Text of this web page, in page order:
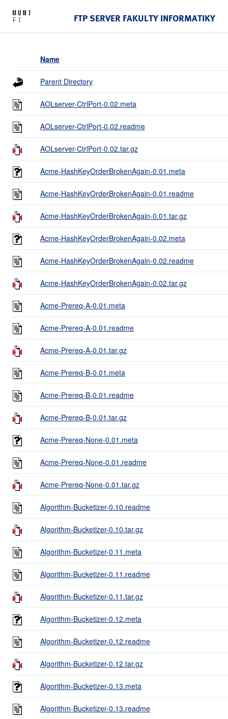
FTP SERVER FAKULTY INFORMATIKY
Name
Parent Directory
AOLserver-CtrlPort-0.02.meta
AOLserver-CtrlPort-0.02.readme
AOLserver-CtrlPort-0.02.tar.gz
Acme-HashKeyOrderBrokenAgain-0.01.meta
Acme-HashKeyOrderBrokenAgain-0.01.readme
Acme-HashKeyOrderBrokenAgain-0.01.tar.gz
Acme-HashKeyOrderBrokenAgain-0.02.meta
Acme-HashKeyOrderBrokenAgain-0.02.readme
Acme-HashKeyOrderBrokenAgain-0.02.tar.gz
Acme-Prereq-A-0.01.meta
Acme-Prereq-A-0.01.readme
Acme-Prereq-A-0.01.tar.gz
Acme-Prereq-B-0.01.meta
Acme-Prereq-B-0.01.readme
Acme-Prereq-B-0.01.tar.gz
Acme-Prereq-None-0.01.meta
Acme-Prereq-None-0.01.readme
Acme-Prereq-None-0.01.tar.gz
Algorithm-Bucketizer-0.10.readme
Algorithm-Bucketizer-0.10.tar.gz
Algorithm-Bucketizer-0.11.meta
Algorithm-Bucketizer-0.11.readme
Algorithm-Bucketizer-0.11.tar.gz
Algorithm-Bucketizer-0.12.meta
Algorithm-Bucketizer-0.12.readme
Algorithm-Bucketizer-0.12.tar.gz
Algorithm-Bucketizer-0.13.meta
Algorithm-Bucketizer-0.13.readme